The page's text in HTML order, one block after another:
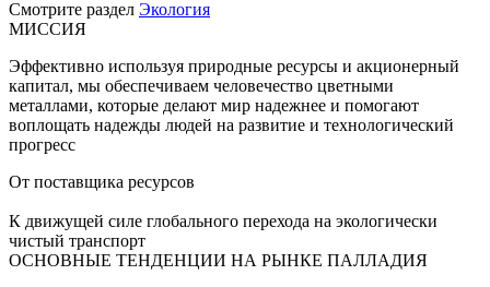
Смотрите раздел Экология
МИССИЯ
Эффективно используя природные ресурсы и акционерный
капитал, мы обеспечиваем человечество цветными
металлами, которые делают мир надежнее и помогают
воплощать надежды людей на развитие и технологический
прогресс
От поставщика ресурсов
К движущей силе глобального перехода на экологически
чистый транспорт
ОСНОВНЫЕ ТЕНДЕНЦИИ НА РЫНКЕ ПАЛЛАДИЯ